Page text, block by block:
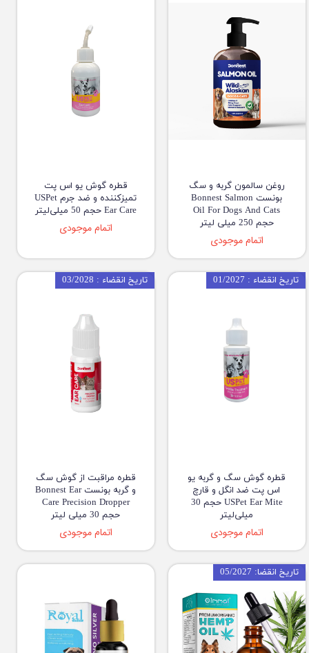
روغن سالمون گربه و سگ
بونست Bonnest Salmon
Oil For Dogs And Cats
حجم 250 میلی لیتر
اتمام موجودی
قطره گوش یو اس پت
تمیزکننده و ضد جرم USPet
Ear Care حجم 50 میلی‌لیتر
اتمام موجودی
قطره گوش سگ و گربه یو
اس پت ضد انگل و قارچ
USPet Ear Mite حجم 30
میلی‌لیتر
اتمام موجودی
تاریخ انقضاء : 01/2027
قطره مراقبت از گوش سگ
و گربه بونست Bonnest Ear
Care Precision Dropper
حجم 30 میلی لیتر
اتمام موجودی
تاریخ انقضاء : 03/2028
تاریخ انقضا: 05/2027